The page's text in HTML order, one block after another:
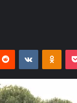
Reddit VKontakte